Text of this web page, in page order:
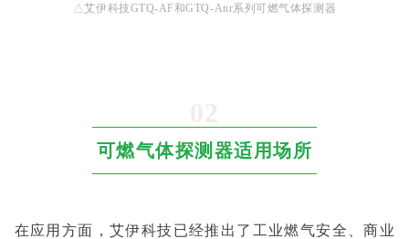
△艾伊科技GTQ-AF和GTQ-Anr系列可燃气体探测器
可燃气体探测器适用场所
在应用方面，艾伊科技已经推出了工业燃气安全、商业